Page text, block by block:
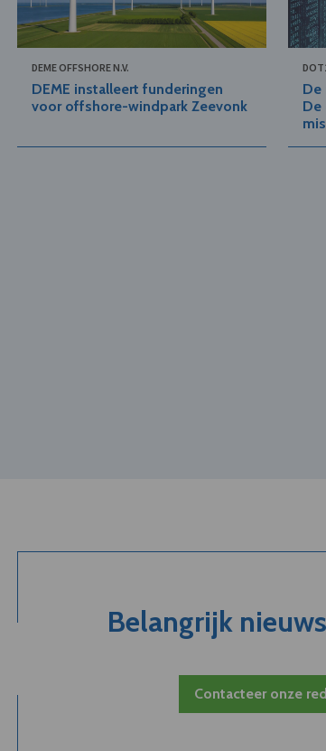
DEME OFFSHORE N.V.
DEME installeert funderingen
voor offshore-windpark Zeevonk
De
De
Belangrijk
Contacteer onze